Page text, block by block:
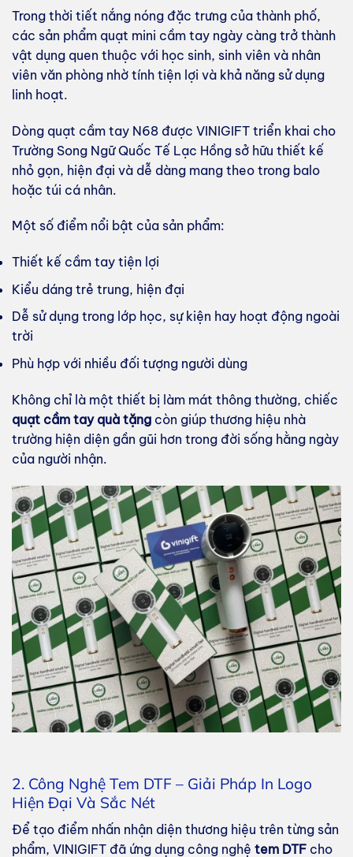
Trong thời tiết nắng nóng đặc trưng của thành phố,
các sản phẩm quạt mini cầm tay ngày càng trở thành
vật dụng quen thuộc với học sinh, sinh viên và nhân
viên văn phòng nhờ tính tiện lợi và khả năng sử dụng
linh hoạt.
Dòng quạt cầm tay N68 được VINIGIFT triển khai cho
Trường Song Ngữ Quốc Tế Lạc Hồng sở hữu thiết kế
nhỏ gọn, hiện đại và dễ dàng mang theo trong balo
hoặc túi cá nhân.
Một số điểm nổi bật của sản phẩm:
Thiết kế cầm tay tiện lợi
Kiểu dáng trẻ trung, hiện đại
Dễ sử dụng trong lớp học, sự kiện hay hoạt động ngoài
trời
Phù hợp với nhiều đối tượng người dùng
Không chỉ là một thiết bị làm mát thông thường, chiếc
quạt cầm tay quà tặng còn giúp thương hiệu nhà
trường hiện diện gần gũi hơn trong đời sống hằng ngày
của người nhận.
2. Công Nghệ Tem DTF – Giải Pháp In Logo
Hiện Đại Và Sắc Nét
Để tạo điểm nhấn nhận diện thương hiệu trên từng sản
phẩm, VINIGIFT đã ứng dụng công nghệ tem DTF cho